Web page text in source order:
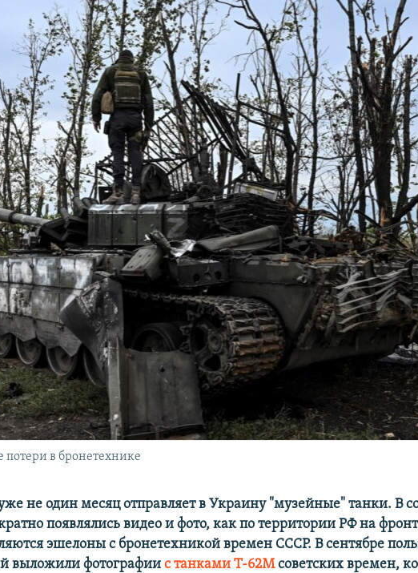
в бронетехнике
не один месяц отправляет в Украину "музейные" танки. В
появлялись видео и фото, как по территории РФ на фронт
эшелоны с бронетехникой времен СССР. В сентябре
выложили фотографиис танками Т-62Мсоветских времен,